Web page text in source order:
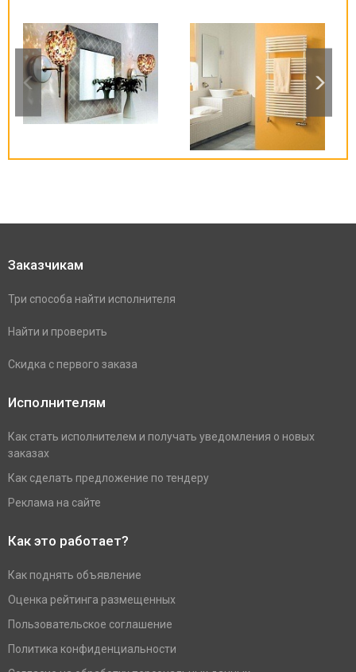
Заказчикам
Три способа найти исполнителя
Найти и проверить
Скидка с первого заказа
Исполнителям
Как стать исполнителем и получать уведомления о новых
заказах
Как сделать предложение по тендеру
Реклама на сайте
Как это работает?
Как поднять объявление
Оценка рейтинга размещенных
Пользовательское соглашение
Политика конфиденциальности